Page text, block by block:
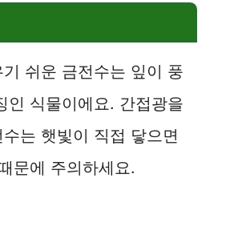
쉬운 금전수는 잎이 풍
인 식물이에요. 간접광을
는 햇빛이 직접 닿으면
문에 주의하세요.